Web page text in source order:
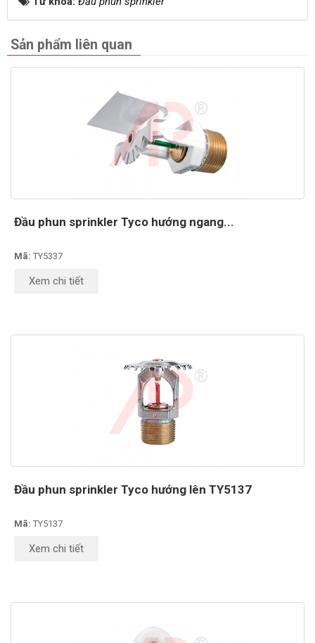
Sản phẩm liên quan
Đầu phun sprinkler Tyco hướng ngang...
Mã: TY5337
Xem chi tiết
Đầu phun sprinkler Tyco hướng lên TY5137
Mã: TY5137
Xem chi tiết